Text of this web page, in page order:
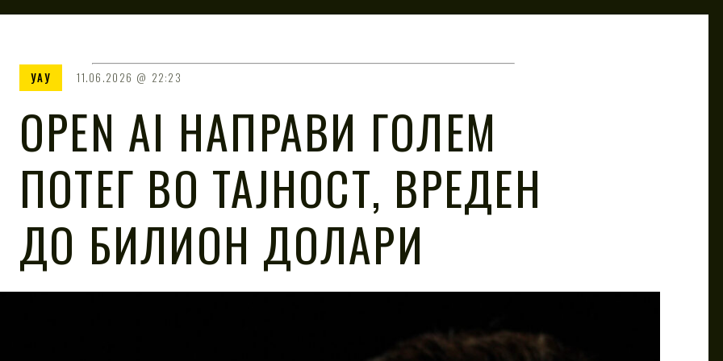
УАУ 11.06.2026 22:23
OPEN AI НАПРАВИ ГОЛЕМ
ПОТЕГ ВО ТАЈНОСТ, ВРЕДЕН
ДО БИЛИОН ДОЛАРИ